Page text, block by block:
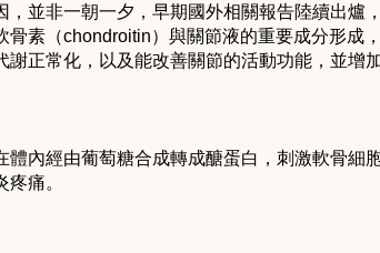
並非一朝一夕，早期國外相關報告陸續出爐
素（chondroitin）與關節液的重要成分形成
正常化，以及能改善關節的活動功能，並增
內經由葡萄糖合成轉成醣蛋白，刺激軟骨細
痛。